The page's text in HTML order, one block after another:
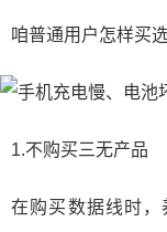
咱普通用户怎样买
1.不购买三无产品
在购买数据线时